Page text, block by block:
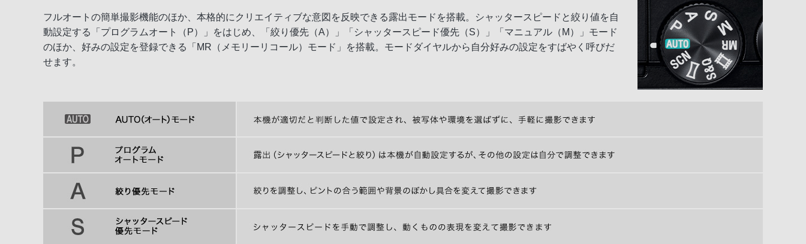
高解像4K動画と多彩な動画機能/WEBカメラ対応
充実した基本性能
フルオートの簡単撮影機能のほか、本格的にクリエイティブな意図を反映できる露出モードを搭載。シャッタースピードと絞り値を自
動設定する「プログラムオート（P）」をはじめ、「絞り優先（A）」「シャッタースピード優先（S）」「マニュアル（M）」モード
のほか、好みの設定を登録できる「MR（メモリーリコール）モード」を搭載。モードダイヤルから自分好みの設定をすばやく呼びだ
せます。